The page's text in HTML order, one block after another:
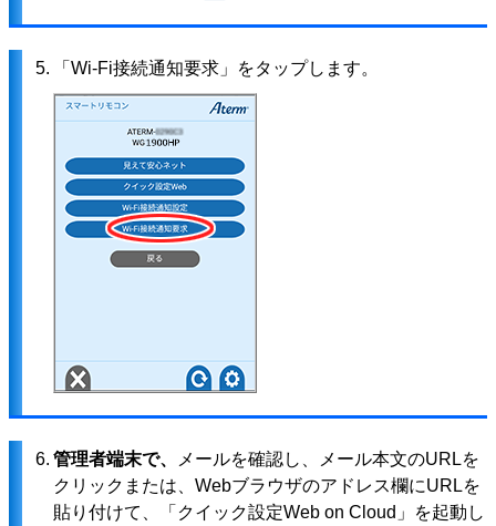
5. 「Wi-Fi接続通知要求」をタップします。
6. 管理者端末で、
メールを確認し、メール本文のURLを
クリックまたは、Webブラウザのアドレス欄にURLを
貼り付けて、「クイック設定Web on Cloud」を起動し